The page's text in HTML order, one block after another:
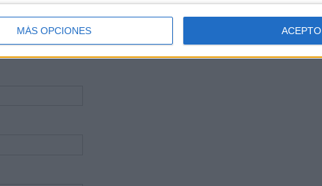
MÁS OPCIONES ACEPTO